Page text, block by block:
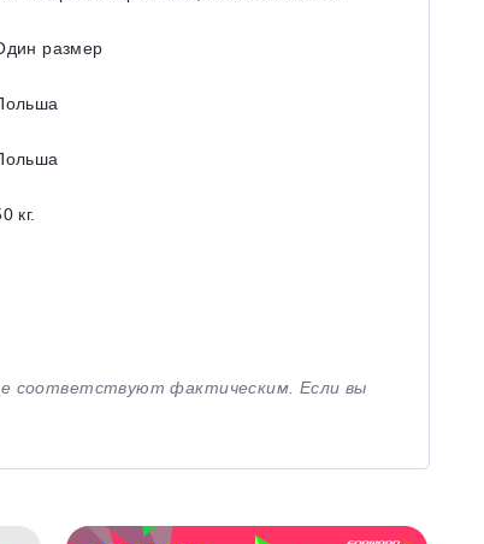
размер
кг.
соответствуют фактическим. Если вы